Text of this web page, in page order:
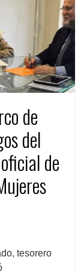
de
del
de
tesorero